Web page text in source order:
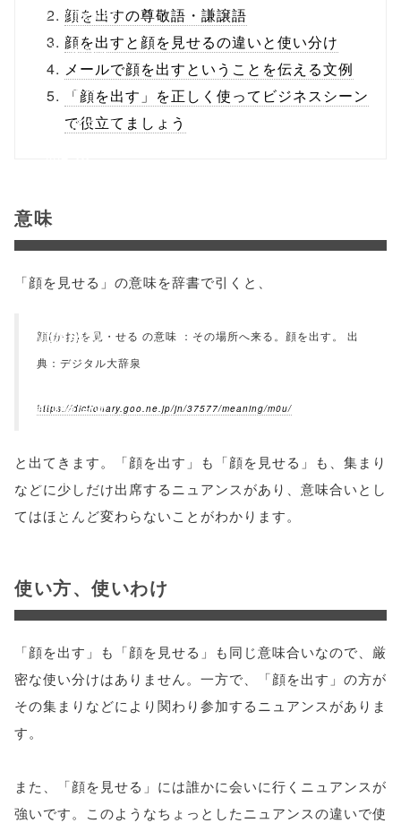
content/themes
/tapbiz_theme/
parts/sns-
buttons.php on
onclick="windo
'width=550,
height=450,
menubar=no,
scrollbars=yes'
); return
顔を出すの尊敬語・謙譲語
顔を出すと顔を見せるの違いと使い分け
メールで顔を出すということを伝える文例
「顔を出す」を正しく使ってビジネスシーン
で役立てましょう
意味
「顔を見せる」の意味を辞書で引くと、
顔(かお)を見・せる の意味 ：その場所へ来る。顔を出す。 出
典：デジタル大辞泉
https://dictionary.goo.ne.jp/jn/37577/meaning/m0u/
と出てきます。「顔を出す」も「顔を見せる」も、集まり
などに少しだけ出席するニュアンスがあり、意味合いとし
てはほとんど変わらないことがわかります。
使い方、使いわけ
「顔を出す」も「顔を見せる」も同じ意味合いなので、厳
密な使い分けはありません。一方で、「顔を出す」の方が
その集まりなどにより関わり参加するニュアンスがありま
す。
また、「顔を見せる」には誰かに会いに行くニュアンスが
強いです。このようなちょっとしたニュアンスの違いで使